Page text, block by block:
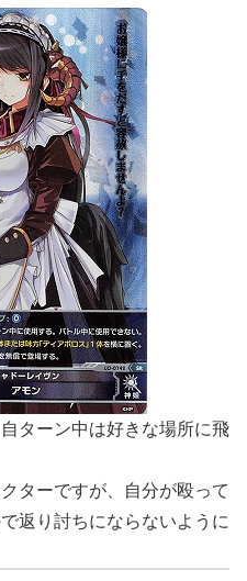
ターン中は好きな場所に飛
ターですが、自分が殴って
返り討ちにならないように